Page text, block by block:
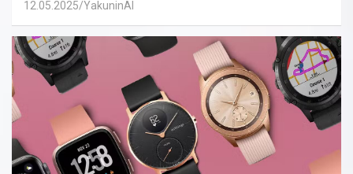
12.05.2025 YakuninAI